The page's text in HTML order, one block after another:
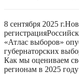
8 сентября 2025 г.
регистрация
«Атлас выборов»
губернаторских
Как мы оцениваем
регионам в 2025 году